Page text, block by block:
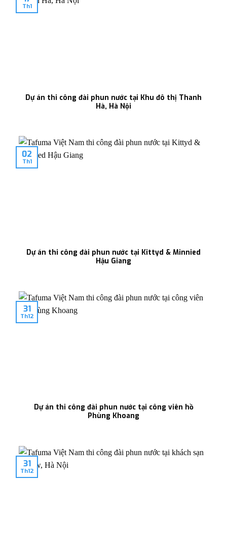
Dự án thi công đài phun nước tại Khu đô thị Thanh
Hà, Hà Nội
Th1
Dự án thi công đài phun nước tại Kittyd & Minnied
Hậu Giang
02
Th1
Dự án thi công đài phun nước tại công viên hồ
Phùng Khoang
31
Th12
31
Th12